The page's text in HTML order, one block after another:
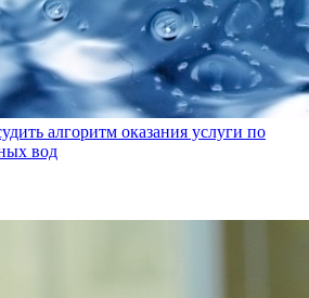
алгоритм оказания услуги по
вод